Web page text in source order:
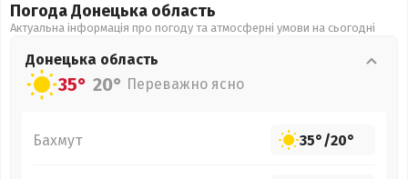
Погода Донецька область
Актуальна інформація про погоду та атмосферні умови на сьогодні
Донецька область
35° 20° Переважно ясно
Бахмут 35°/20°